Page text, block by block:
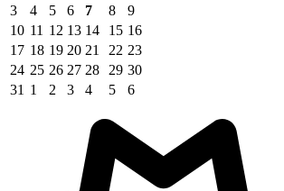
3
4 5 6 7 8
9
10 11 12 13 14 15 16
17 18 19 20 21 22 23
24 25 26 27 28 29 30
31 1 2 3 4 5 6